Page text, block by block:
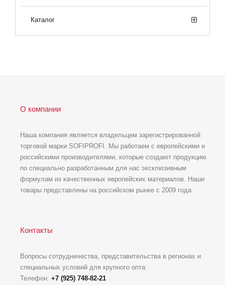
Каталог
О компании
Наша компания является владельцем зарегистрированной
торговой марки SOFIPROFI. Мы работаем с европейскими и
российскими производителями, которые создают продукцию
по специально разработанным для нас эксклюзивным
формулам из качественных европейских материалов. Наши
товары представлены на российском рынке с 2009 года.
Контакты
Вопросы сотрудничества, представительства в регионах и
специальных условий для крупного опта:
Телефон: +7 (925) 748-82-21